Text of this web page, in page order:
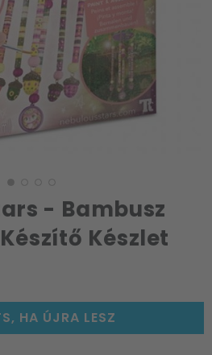
- Bambusz
Készlet
HA ÚJRA LESZ